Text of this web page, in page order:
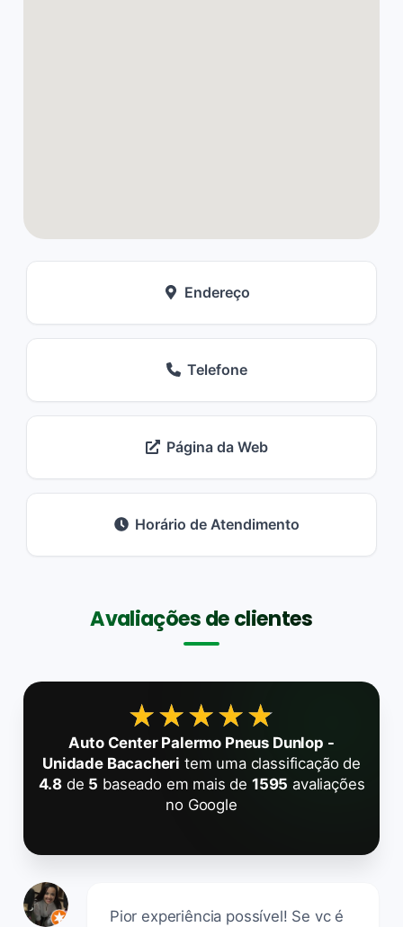
Endereço
Telefone
Página da Web
Horário de Atendimento
Avaliações de clientes
★★★★★
★★★★★
Auto Center Palermo Pneus Dunlop -
Unidade Bacacheri tem uma classificação de
4.8 de 5 baseado em mais de 1595 avaliações
no Google
Pior experiência possível! Se vc é